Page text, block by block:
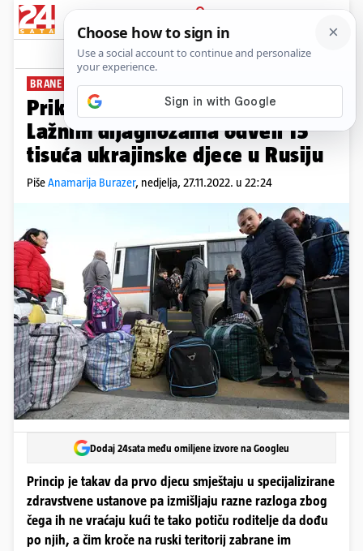
PRIJAVA
News Komentari
BRANE IM POVRATAK PLUS+
Prikrivene ruske deportacije:
Lažnim dijagnozama odveli 15
tisuća ukrajinske djece u Rusiju
PišeAnamarija Burazer, nedjelja, 27.11.2022. u 22:24
Dodaj 24sata među omiljene izvore na Googleu
Princip je takav da prvo djecu smještaju u specijalizirane
zdravstvene ustanove pa izmišljaju razne razloga zbog
čega ih ne vraćaju kući te tako potiču roditelje da dođu
po njih, a čim kroče na ruski teritorij zabrane im